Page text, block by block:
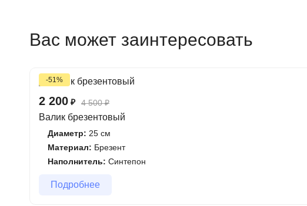
Вас может заинтересовать
-51%
2 200 ₽ 4 500₽
Валик брезентовый
Диаметр: 25 см
Материал: Брезент
Наполнитель: Синтепон
Подробнее